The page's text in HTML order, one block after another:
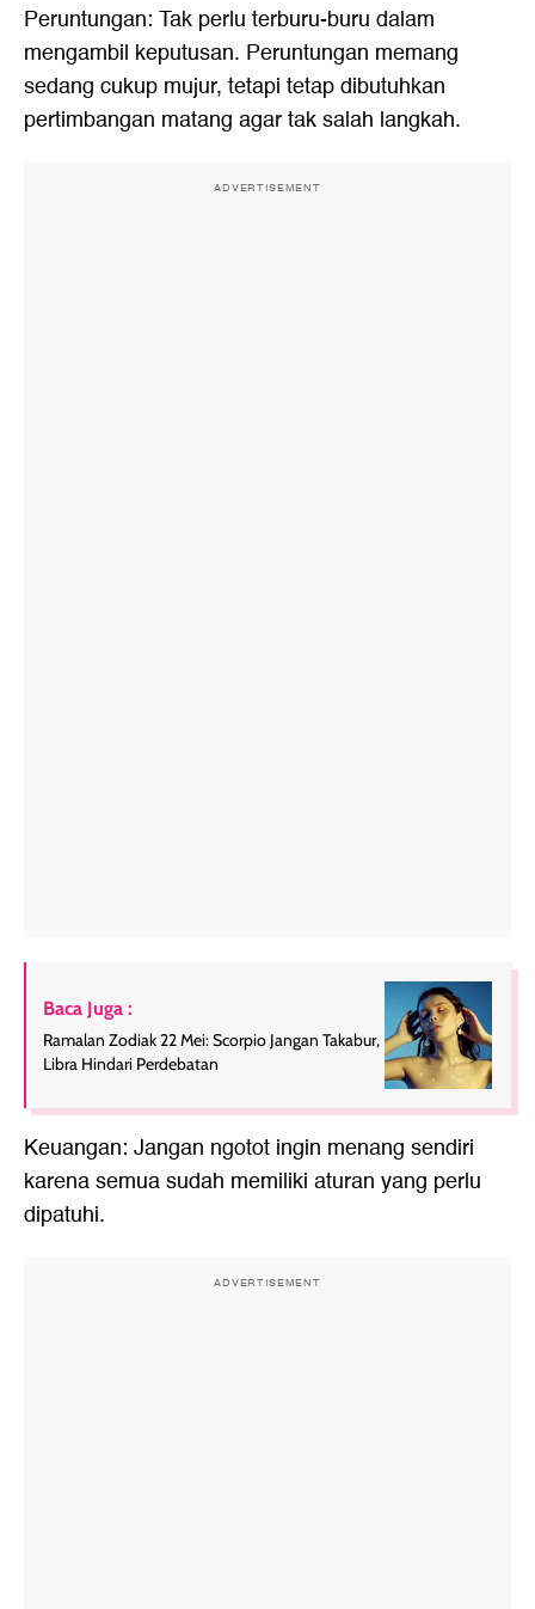
Peruntungan: Tak perlu terburu-buru dalam
mengambil keputusan. Peruntungan memang
sedang cukup mujur, tetapi tetap dibutuhkan
pertimbangan matang agar tak salah langkah.
ADVERTISEMENT
Baca Juga :
Ramalan Zodiak 22 Mei: Scorpio Jangan Takabur,
Libra Hindari Perdebatan
Keuangan: Jangan ngotot ingin menang sendiri
karena semua sudah memiliki aturan yang perlu
dipatuhi.
ADVERTISEMENT